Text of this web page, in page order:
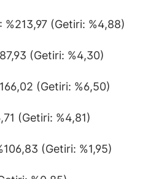
(Getiri: %4,88)
(Getiri: %4,30)
(Getiri: %6,50)
(Getiri: %4,81)
(Getiri: %1,95)